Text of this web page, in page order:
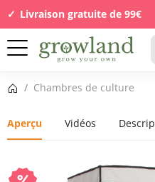
Livraison gratuite de 99€
Page d’accueil
/ Chambres de culture
Aperçu Vidéos